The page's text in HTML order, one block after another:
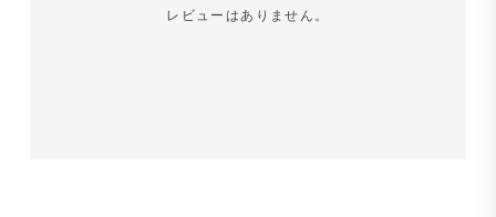
レビューはありません。